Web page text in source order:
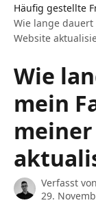
Häufig gestellte
Wie lange dauert
Website
Wie
mein
Verfasst von
29.